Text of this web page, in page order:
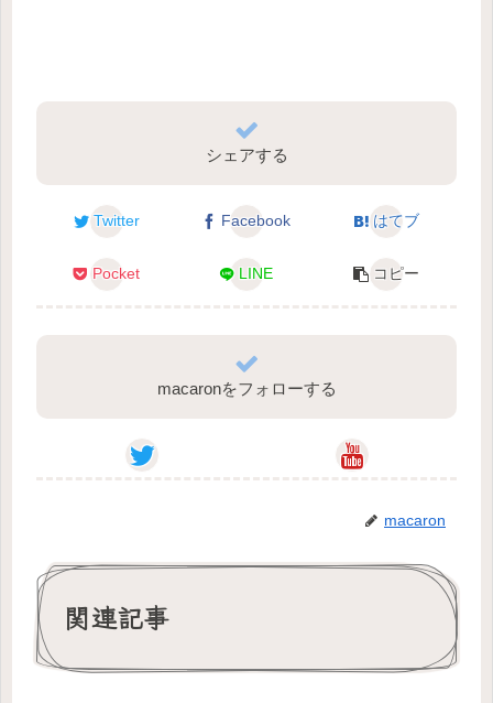
シェアする
Twitter Facebook はてブ
Pocket LINE コピー
macaronをフォローする
macaron
関連記事